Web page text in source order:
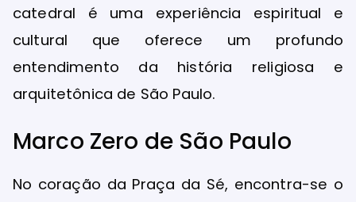
catedral é uma experiência espiritual e
cultural que oferece um profundo
entendimento da história religiosa e
arquitetônica de São Paulo.
Marco Zero de São Paulo
No coração da Praça da Sé, encontra-se o